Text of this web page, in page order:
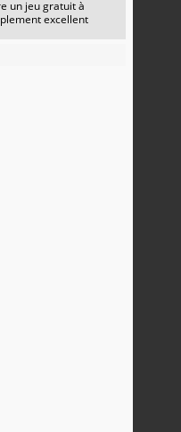
un jeu gratuit à
excellent